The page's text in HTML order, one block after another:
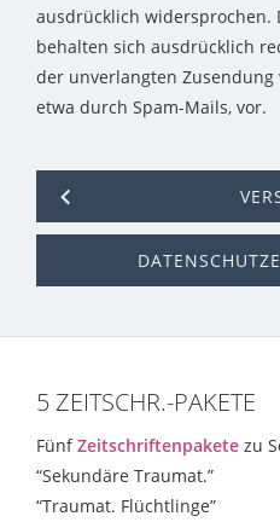
ausdrücklich widersprochen.
behalten sich ausdrücklich
der unverlangten
etwa durch Spam-Mails, vor.
5 ZEITSCHR.-PAKETE
FünfZeitschriftenpakete zu
“Sekundäre Traumat.”
“Traumat. Flüchtlinge”